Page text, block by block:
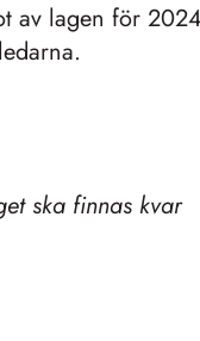
av lagen för
ska finnas kvar